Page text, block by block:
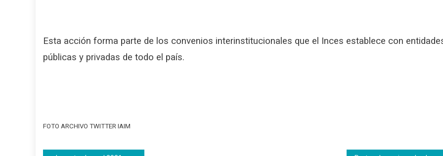
Esta acción forma parte de los convenios interinstitucionales que el Inces establece con
públicas y privadas de todo el país.
FOTO ARCHIVO TWITTER IAIM